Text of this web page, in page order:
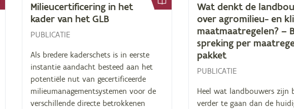
Mi­li­eu­cer­ti­fi­ce­ring in het
ka­der van het GLB
PUBLICATIE
Als bredere kaderschets is in eerste
instantie aandacht besteed aan het
potentiële nut van gecertificeerde
milieumanagementsystemen voor de
verschillende directe betrokkenen
Wat denkt de
over agro­mi­li­eu- en
maat­maat­re­ge­len? –
spre­king per
pakket
PUBLICATIE
Heel wat landbouwers zijn
verder te gaan dan de